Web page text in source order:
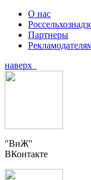
О нас
Партнеры
наверх
"ВиЖ"
ВКонтакте